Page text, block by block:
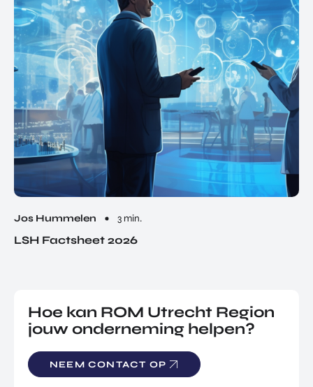
Jos Hummelen 3 min.
LSH Factsheet 2026
Hoe kan ROM Utrecht Region
jouw onderneming helpen?
NEEM CONTACT OP